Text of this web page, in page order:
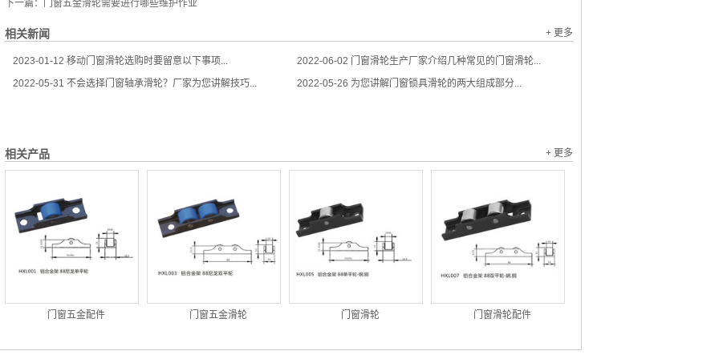
下一篇： 门窗五金滑轮需要进行哪些维护作业
相关新闻 + 更多
2023-01-12 移动门窗滑轮选购时要留意以下事项... 2022-06-02 门窗滑轮生产厂家介绍几种常见的门窗滑轮...
2022-05-31 不会选择门窗轴承滑轮？厂家为您讲解技巧... 2022-05-26 为您讲解门窗锁具滑轮的两大组成部分...
相关产品 + 更多
门窗五金配件 门窗五金滑轮 门窗滑轮 门窗滑轮配件